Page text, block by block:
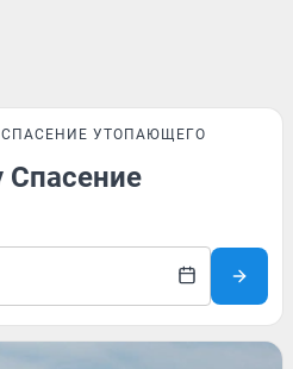
СПАСЕНИЕ УТОПАЮЩЕГО
Спасение